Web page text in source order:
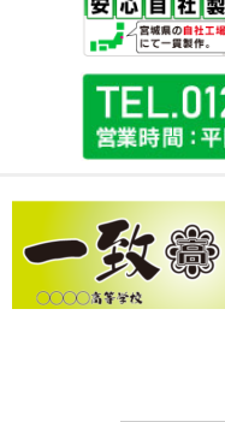
標準加工
価格表